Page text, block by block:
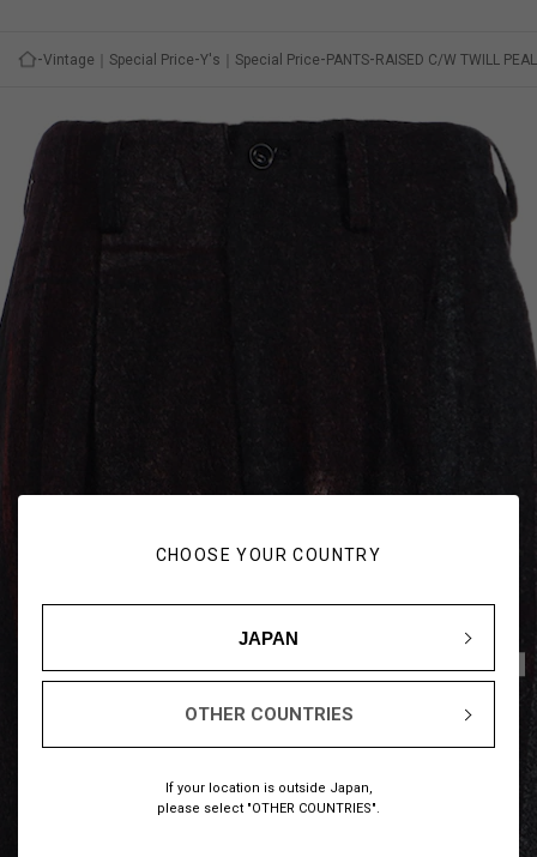
CHOOSE YOUR COUNTRY
JAPAN
OTHER COUNTRIES
If your location is outside Japan,
please select "OTHER COUNTRIES".
Vintage｜Special Price Y's｜Special Price PANTS RAISED C/W TWILL